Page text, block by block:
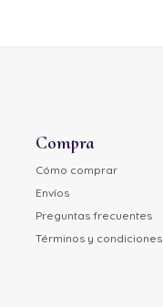
Compra
Cómo comprar
Envíos
Preguntas frecuentes
Términos y condiciones